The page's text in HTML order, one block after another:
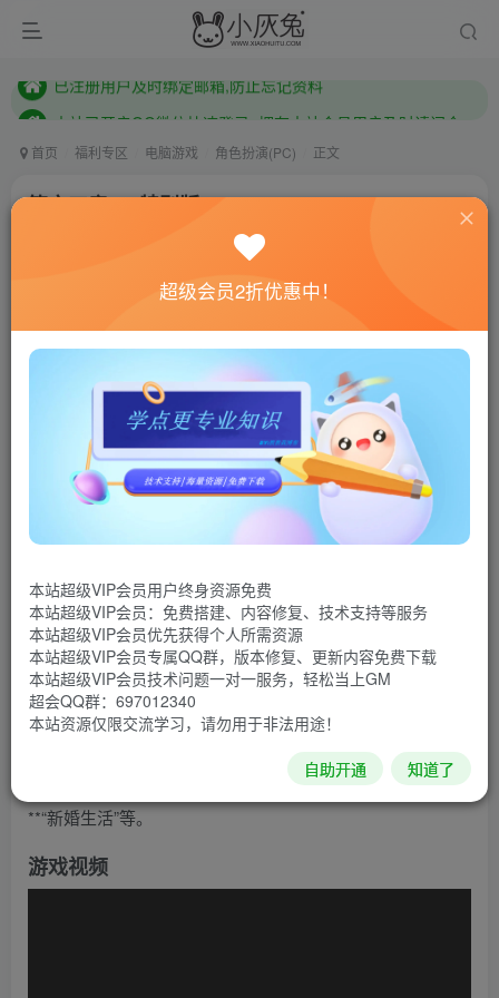
本站已开启QQ微信快速登录 ,拥有本站会员用户及时请问个人中心绑定！
首页 福利专区 电脑游戏 角色扮演(PC) 正文
符文工房4：特别版/Rune Factory 4 Special
联网教程： 内附教程
单机教程： 内附教程
不懂的话联系客服！！！
本站的资源转载自国内外各大媒体和网络，仅供试玩体
验。如果您喜欢该游戏内容，请支持正版 →→→正版购买
游戏介绍
《符文工房4》最早于2012年登陆3DS平台，后来2020
PC、PS和Xbox的版本自带游戏发售后的DLC，可以说是最
终完全版了。目前游戏已经上架Steam，游戏支持繁体中
文。
相比于《符文工房4》原版来说，《符文工房4特别版》
除了将画面HD化之外，还将加入各式新要素，像是全新难
度、全新片头动画，以及透过Live2D动态立绘呈现的心跳
**“新婚生活”等。
游戏视频
超级会员2折优惠中！
本站超级VIP会员用户终身资源免费
本站超级VIP会员：免费搭建、内容修复、技术支持等服务
本站超级VIP会员优先获得个人所需资源
本站超级VIP会员专属QQ群，版本修复、更新内容免费下载
本站超级VIP会员技术问题一对一服务，轻松当上GM
超会QQ群：697012340
本站资源仅限交流学习，请勿用于非法用途！
自助开通 知道了